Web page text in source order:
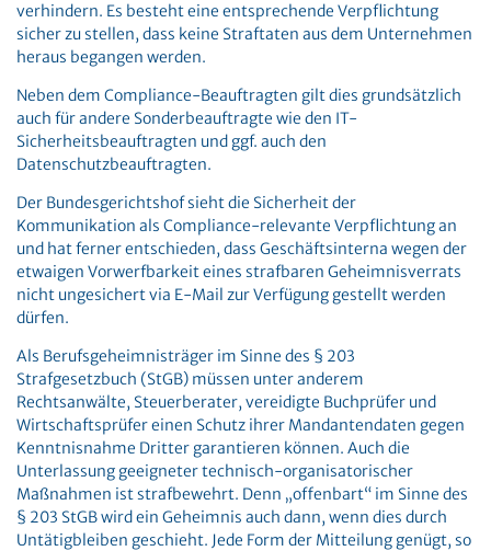
verhindern. Es besteht eine entsprechende Verpflichtung
sicher zu stellen, dass keine Straftaten aus dem Unternehmen
heraus begangen werden.
Neben dem Compliance-Beauftragten gilt dies grundsätzlich
auch für andere Sonderbeauftragte wie den IT-
Sicherheitsbeauftragten und ggf. auch den
Datenschutzbeauftragten.
Der Bundesgerichtshof sieht die Sicherheit der
Kommunikation als Compliance-relevante Verpflichtung an
und hat ferner entschieden, dass Geschäftsinterna wegen der
etwaigen Vorwerfbarkeit eines strafbaren Geheimnisverrats
nicht ungesichert via E-Mail zur Verfügung gestellt werden
dürfen.
Als Berufsgeheimnisträger im Sinne des § 203
Strafgesetzbuch (StGB) müssen unter anderem
Rechtsanwälte, Steuerberater, vereidigte Buchprüfer und
Wirtschaftsprüfer einen Schutz ihrer Mandantendaten gegen
Kenntnisnahme Dritter garantieren können. Auch die
Unterlassung geeigneter technisch-organisatorischer
Maßnahmen ist strafbewehrt. Denn „offenbart“ im Sinne des
§ 203 StGB wird ein Geheimnis auch dann, wenn dies durch
Untätigbleiben geschieht. Jede Form der Mitteilung genügt, so